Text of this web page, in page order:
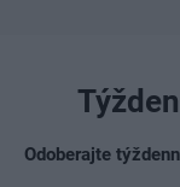
Odoberajte